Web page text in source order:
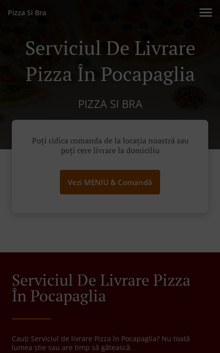
Pizza Si Bra
Serviciul De Livrare
Pizza În Pocapaglia
PIZZA SI BRA
Poți ridica comanda de la locația noastră sau
poți cere livrare la domiciliu
Vezi MENIU & Comandă
Serviciul De Livrare Pizza
În Pocapaglia
Cauți Serviciul de livrare Pizza în Pocapaglia? Nu toată
lumea știe sau are timp să gătească.